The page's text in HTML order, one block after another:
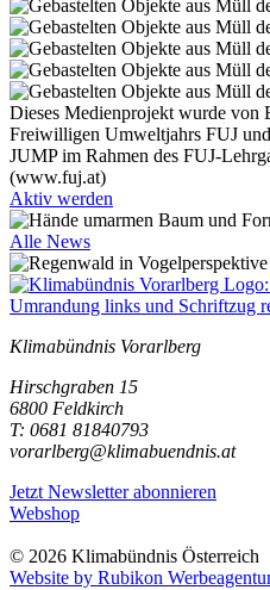
Dieses Medienprojekt wurde von
Freiwilligen Umweltjahrs FUJ
JUMP im Rahmen des FUJ-
(www.fuj.at)
Aktiv werden
Alle News
Klimabündnis Vorarlberg
Hirschgraben 15
6800 Feldkirch
T: 0681 81840793
vorarlberg@klimabuendnis.at
Jetzt Newsletter abonnieren
Webshop
© 2026 Klimabündnis Österreich
Website by Rubikon